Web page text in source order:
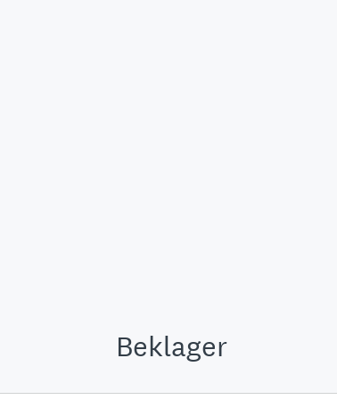
Beklager